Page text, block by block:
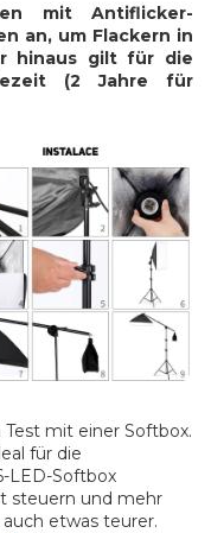
mit Antiflicker-
an, um Flackern in
hinaus gilt für die
(2 Jahre für
mit einer Softbox.
für die
LED-Softbox
steuern und mehr
etwas teurer.